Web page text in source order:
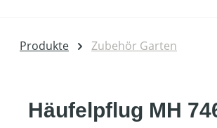
Produkte Zubehör Garten
Häufelpflug MH